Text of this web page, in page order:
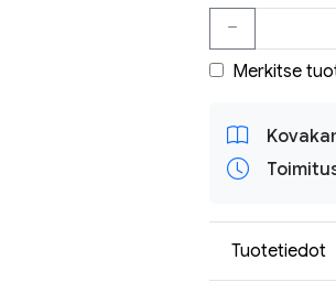
Merkitse
Tuotetiedot